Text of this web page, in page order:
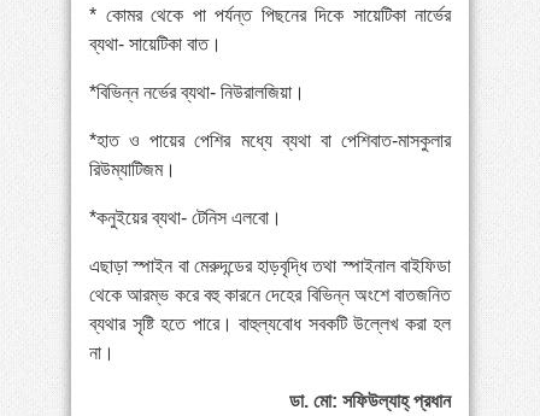
* কোমর থেকে পা পর্যন্ত পিছনের দিকে সায়েটিকা নার্ভের
ব্যথা- সায়েটিকা বাত।
*বিভিন্ন নর্ভের ব্যথা- নিউরালজিয়া।
*হাত ও পায়ের পেশির মধ্যে ব্যথা বা পেশিবাত-মাসকুলার
রিউম্যাটিজম।
*কনুইয়ের ব্যথা- টেনিস এলবো।
এছাড়া স্পাইন বা মেরুদন্ডের হাড়বৃদ্ধি তথা স্পাইনাল বাইফিডা
থেকে আরম্ভ করে বহু কারনে দেহের বিভিন্ন অংশে বাতজনিত
ব্যথার সৃষ্টি হতে পারে। বাহুল্যবোধ সবকটি উল্লেখ করা হল
না।
ডা. মো: সফিউল্যাহ্ প্রধান